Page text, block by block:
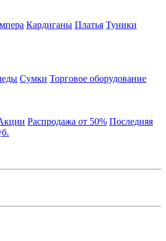
Кардиганы Платья Туники
Сумки Торговое оборудование
Распродажа от 50% Последняя